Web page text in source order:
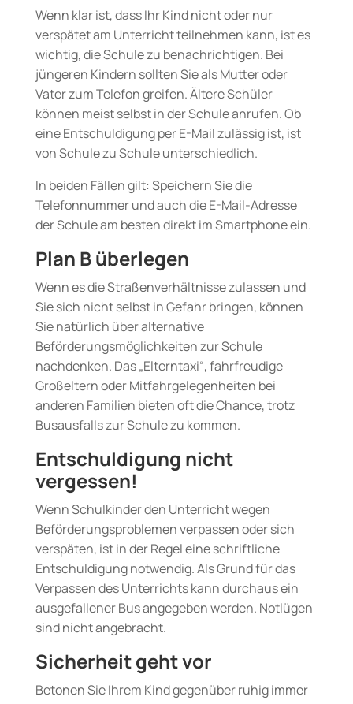
Wenn klar ist, dass Ihr Kind nicht oder nur
verspätet am Unterricht teilnehmen kann, ist es
wichtig, die Schule zu benachrichtigen. Bei
jüngeren Kindern sollten Sie als Mutter oder
Vater zum Telefon greifen. Ältere Schüler
können meist selbst in der Schule anrufen. Ob
eine Entschuldigung per E-Mail zulässig ist, ist
von Schule zu Schule unterschiedlich.
In beiden Fällen gilt: Speichern Sie die
Telefonnummer und auch die E-Mail-Adresse
der Schule am besten direkt im Smartphone ein.
Plan B überlegen
Wenn es die Straßenverhältnisse zulassen und
Sie sich nicht selbst in Gefahr bringen, können
Sie natürlich über alternative
Beförderungsmöglichkeiten zur Schule
nachdenken. Das „Elterntaxi“, fahrfreudige
Großeltern oder Mitfahrgelegenheiten bei
anderen Familien bieten oft die Chance, trotz
Busausfalls zur Schule zu kommen.
Entschuldigung nicht
vergessen!
Wenn Schulkinder den Unterricht wegen
Beförderungsproblemen verpassen oder sich
verspäten, ist in der Regel eine schriftliche
Entschuldigung notwendig. Als Grund für das
Verpassen des Unterrichts kann durchaus ein
ausgefallener Bus angegeben werden. Notlügen
sind nicht angebracht.
Sicherheit geht vor
Betonen Sie Ihrem Kind gegenüber ruhig immer